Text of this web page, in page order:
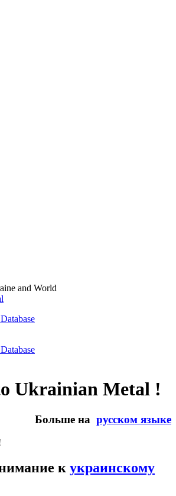
and World
Ukrainian Metal !
Больше на русском языке
к украинскому